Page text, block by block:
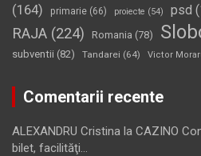
(164)
primarie (66) proiecte (54) psd
RAJA (224) Romania (78)
subventii (82) Tandarei (64) Victor
Comentarii recente
ALEXANDRU Cristina la CAZINO
bilet, facilităţi…